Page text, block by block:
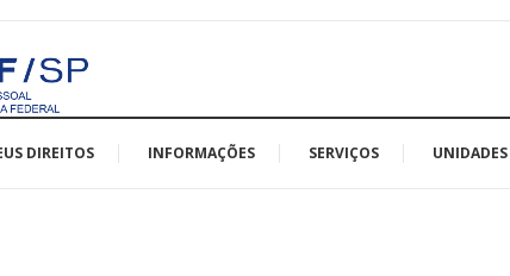
DIREITOS INFORMAÇÕES SERVIÇOS